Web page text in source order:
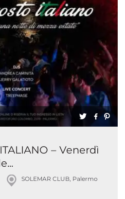
– Venerdì
SOLEMAR CLUB, Palermo